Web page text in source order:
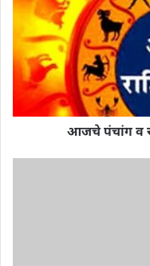
आजचे पंचांग व